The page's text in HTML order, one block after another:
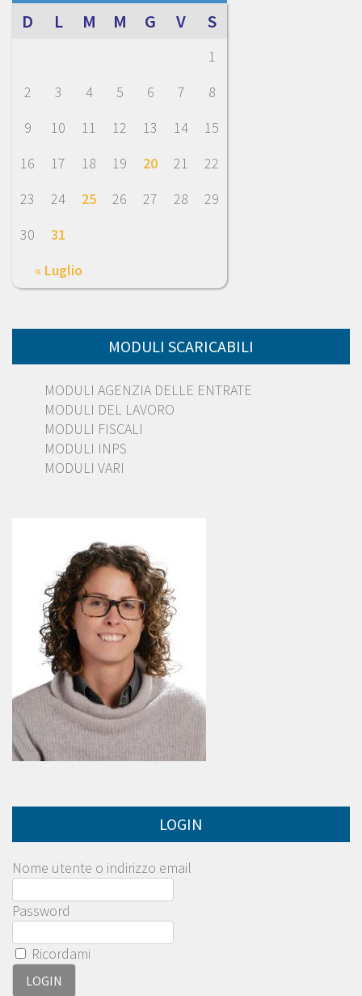
D L M M G V S
« Luglio
1
2
3 4 5 6 7
8
9
10 11 12 13 14
15
16
17 18 19 20 21
22
23
24 25 26 27 28
29
30
31
MODULI SCARICABILI
MODULI AGENZIA DELLE ENTRATE
MODULI DEL LAVORO
MODULI FISCALI
MODULI INPS
MODULI VARI
LOGIN
Nome utente o indirizzo email
Password
Ricordami